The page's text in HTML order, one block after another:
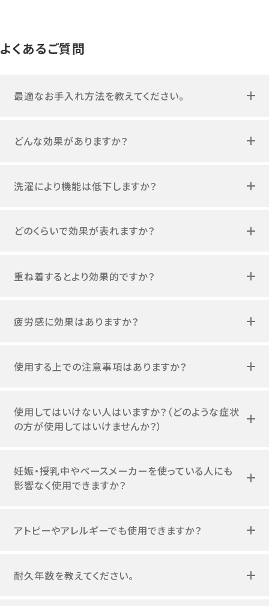
よくあるご質問
最適なお手入れ方法を教えてください。
どんな効果がありますか？
洗濯により機能は低下しますか？
どのくらいで効果が表れますか？
重ね着するとより効果的ですか？
疲労感に効果はありますか？
使用する上での注意事項はありますか？
使用してはいけない人はいますか？（どのような症状
の方が使用してはいけませんか？）
妊娠・授乳中やペースメーカーを使っている人にも
影響なく使用できますか？
アトピーやアレルギーでも使用できますか？
耐久年数を教えてください。